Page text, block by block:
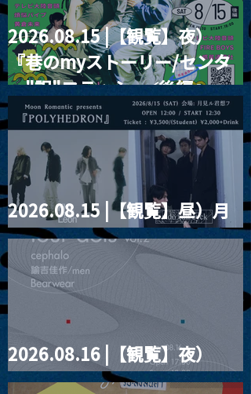
2026.08.15 |【観覧】夜）
『巷のmyストーリー/センタ
ー"訳"フラッシュ⚡️後編』
2026.08.15 |【観覧】昼）月
見ルpre.『POLYHEDRON』
2026.08.16 |【観覧】夜）
four dots vol.2